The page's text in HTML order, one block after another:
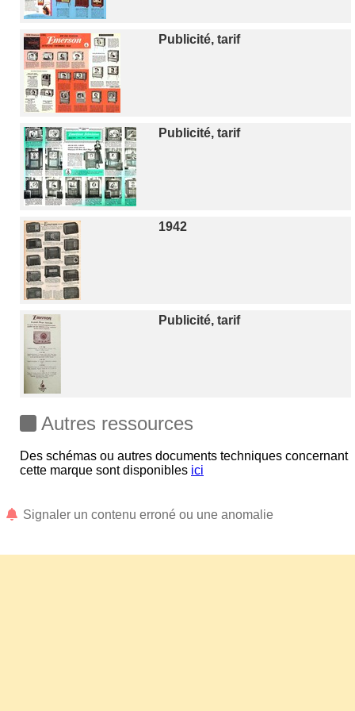
Publicité, tarif
Publicité, tarif
1942
Publicité, tarif
Autres ressources
Des schémas ou autres documents techniques concernant
cette marque sont disponibles ici
Signaler un contenu erroné ou une anomalie